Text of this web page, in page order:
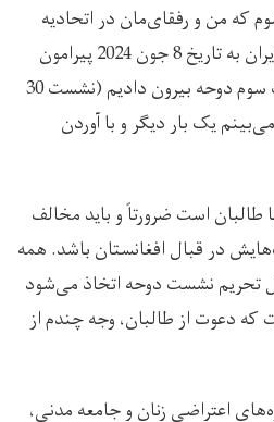
که من و رفقای‌مان در اتحادیه
آنارشیست‌های افغانستان و ایران به تاریخ 8 جون 2024 پیرامون
موضع‌گیرها نسبت به نشست سوم دوحه بیرون دادیم (نشست 30
2024). نیاز می‌بینم یک بار دیگر و با آوردن
است ضرورتاً و باید مخالف
در قبال افغانستان باشد. همه
تحریم نشست دوحه اتخاذ می‌شود
دعوت از طالبان، وجه چندم از
اعتراضی زنان و جامعه مدنی،